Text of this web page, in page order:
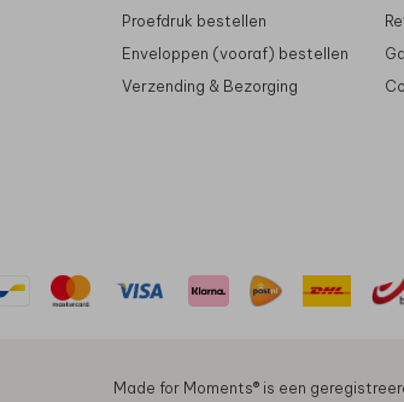
Proefdruk bestellen
Enveloppen (vooraf) bestellen
Verzending & Bezorging
Made for Moments®️ is een